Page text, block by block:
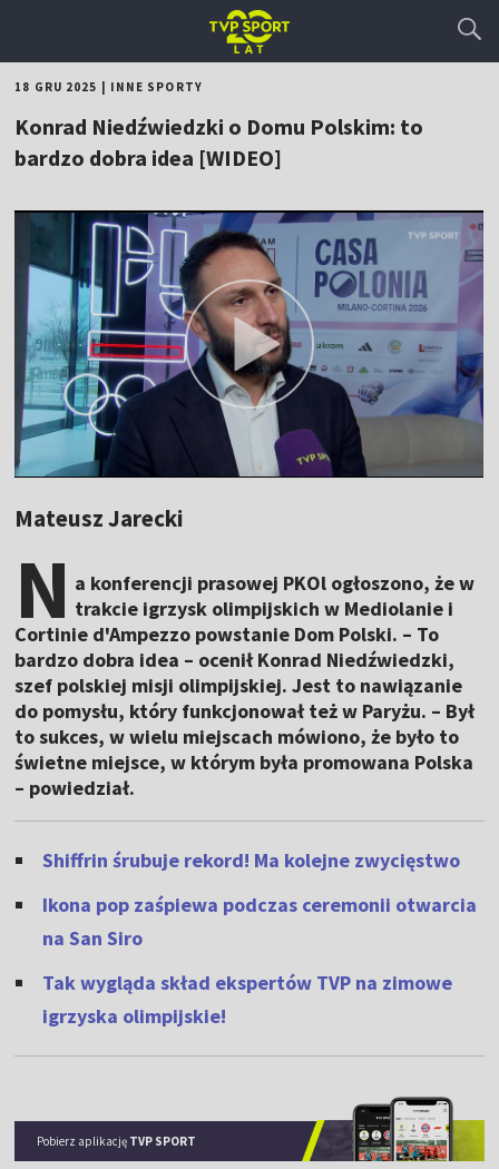
18 GRU 2025 INNE SPORTY
Konrad Niedźwiedzki o Domu Polskim: to
bardzo dobra idea [WIDEO]
Mateusz Jarecki
N a konferencji prasowej PKOl ogłoszono, że w
trakcie igrzysk olimpijskich w Mediolanie i
Cortinie d'Ampezzo powstanie Dom Polski. – To
bardzo dobra idea – ocenił Konrad Niedźwiedzki,
szef polskiej misji olimpijskiej. Jest to nawiązanie
do pomysłu, który funkcjonował też w Paryżu. – Był
to sukces, w wielu miejscach mówiono, że było to
świetne miejsce, w którym była promowana Polska
– powiedział.
Shiffrin śrubuje rekord! Ma kolejne zwycięstwo
Ikona pop zaśpiewa podczas ceremonii otwarcia
na San Siro
Tak wygląda skład ekspertów TVP na zimowe
igrzyska olimpijskie!
Pobierz aplikację TVP SPORT